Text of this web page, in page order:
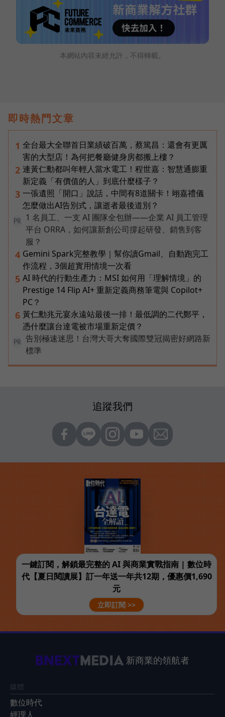
本網站內容未經允許，不得轉載。
即時熱門文章
1 全台最大全聯首日業績破百萬，蔡篤昌：還會有更厲
害的大型店！為何把餐廳健身房都搬上樓？
2 連黃仁勳都叫年輕人當水電工！程世嘉：智慧通膨重
新定義「有價值的人」到底什麼樣子？
3 一張遺照「開口」說話，中間有8道關卡！翊嘉禮儀
怎麼做出AI告別式，讓逝者最後道別？
PR
1 名員工、一支 AI 團隊全包辦——企業 AI 員工管理
平台 ORRA，如何讓新創公司撐起研發、銷售到客
服？
4 Gemini Spark完整教學｜幫你讀Gmail、自動跑完工
作流程，3個超實用情境一次看
5 AI 時代的行動生產力：MSI 如何用「理解情境」的
Prestige 14 Flip AI+ 重新定義商務筆電與 Copilot+
PC？
6 黃仁勳兆元宴永遠站最後一排！最低調的二代鄭平，
憑什麼讓台達電被市場重新定價？
PR
告別極速迷思！台灣大哥大奪國際雙冠揭密好網路新
標準
追蹤我們
一鍵訂閱，解鎖最完整的 AI 與商業實戰指南 | 數位時
代【夏日閱讀展】訂一年送一年共12期，優惠價1,690
元
立即訂閱 >>
新商業的領航者
媒體
數位時代
經理人